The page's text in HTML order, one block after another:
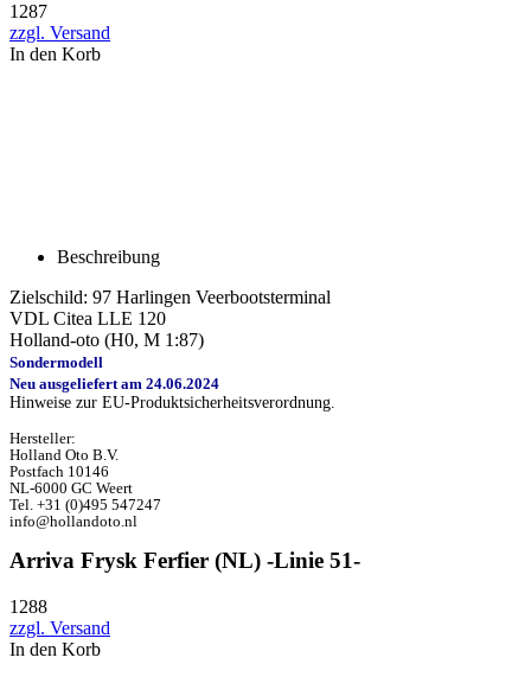
1287
zzgl. Versand
In den Korb
Beschreibung
Zielschild: 97 Harlingen Veerbootsterminal
VDL Citea LLE 120
Holland-oto (H0, M 1:87)
Sondermodell
Neu ausgeliefert am 24.06.2024
Hinweise zur EU-Produktsicherheitsverordnung.
Hersteller:
Holland Oto B.V.
Postfach 10146
NL-6000 GC Weert
Tel. +31 (0)495 547247
info@hollandoto.nl
Arriva Frysk Ferfier (NL) -Linie 51-
1288
zzgl. Versand
In den Korb